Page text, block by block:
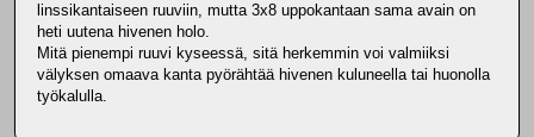
linssikantaiseen ruuviin, mutta 3x8 uppokantaan sama avain on
heti uutena hivenen holo.
Mitä pienempi ruuvi kyseessä, sitä herkemmin voi valmiiksi
välyksen omaava kanta pyörähtää hivenen kuluneella tai huonolla
työkalulla.